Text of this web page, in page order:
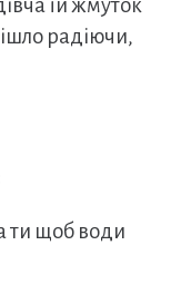
їй жмуток
радіючи,
ти щоб води